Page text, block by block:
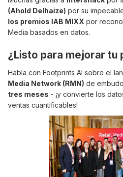
(Ahold Delhaize) por su
los premios IAB MIXX por
Media basados en datos.
¿Listo para mejorar tu
Habla con Footprints AI sobre el
Media Network (RMN) de
tres meses - ¡y convierte los
ventas cuantificables!